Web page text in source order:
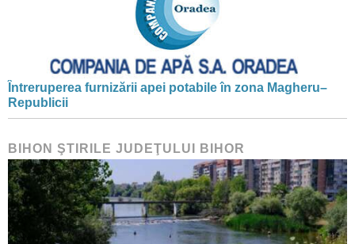
Întreruperea furnizării apei potabile în zona Magheru–
Republicii
BIHON ŞTIRILE JUDEŢULUI BIHOR